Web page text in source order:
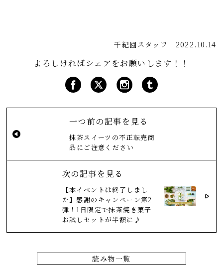
千紀園スタッフ 2022.10.14
よろしければシェアをお願いします！！
一つ前の記事を見る
抹茶スイーツの不正転売商
品にご注意ください
次の記事を見る
【本イベントは終了しまし
た】感謝のキャンペーン第2
弾！1日限定で抹茶焼き菓子
お試しセットが半額に♪
読み物一覧